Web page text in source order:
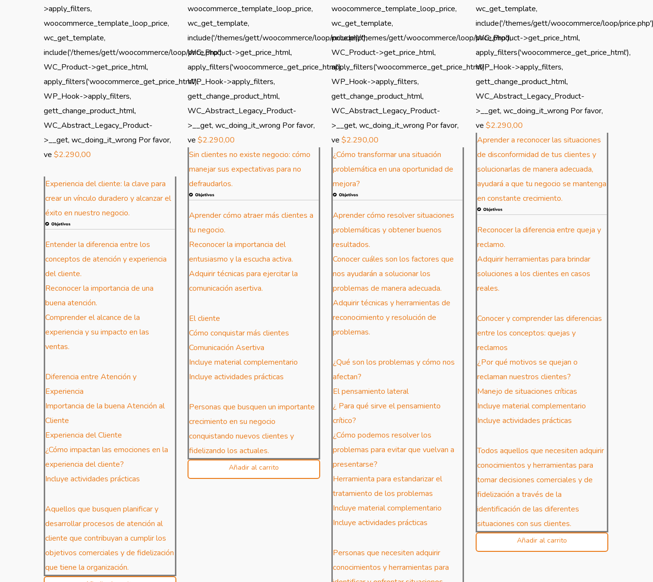
>apply_filters,
woocommerce_template_loop_price,
wc_get_template,
include('/themes/gett/woocommerce/loop/price.php'),
WC_Product->get_price_html,
apply_filters('woocommerce_get_price_html'),
WP_Hook->apply_filters,
gett_change_product_html,
WC_Abstract_Legacy_Product-
>__get, wc_doing_it_wrong Por favor,
ve $2.290,00
Experiencia del cliente: la clave para
crear un vínculo duradero y alcanzar el
éxito en nuestro negocio.
Entender la diferencia entre los
conceptos de atención y experiencia
del cliente.
Reconocer la importancia de una
buena atención.
Comprender el alcance de la
experiencia y su impacto en las
ventas.
Diferencia entre Atención y
Experiencia
Importancia de la buena Atención al
Cliente
Experiencia del Cliente
¿Cómo impactan las emociones en la
experiencia del cliente?
Incluye actividades prácticas
Aquellos que busquen planificar y
desarrollar procesos de atención al
cliente que contribuyan a cumplir los
objetivos comerciales y de fidelización
que tiene la organización.
woocommerce_template_loop_price,
wc_get_template,
include('/themes/gett/woocommerce/loop/price.php'),
WC_Product->get_price_html,
apply_filters('woocommerce_get_price_html'),
WP_Hook->apply_filters,
gett_change_product_html,
WC_Abstract_Legacy_Product-
>__get, wc_doing_it_wrong Por favor,
ve$2.290,00
Sin clientes no existe negocio: cómo
manejar sus expectativas para no
defraudarlos.
Aprender cómo atraer más clientes a
tu negocio.
Reconocer la importancia del
entusiasmo y la escucha activa.
Adquirir técnicas para ejercitar la
comunicación asertiva.
El cliente
Cómo conquistar más clientes
Comunicación Asertiva
Incluye material complementario
Incluye actividades prácticas
Personas que busquen un importante
crecimiento en su negocio
conquistando nuevos clientes y
fidelizando los actuales.
Añadir al carrito
woocommerce_template_loop_price,
wc_get_template,
include('/themes/gett/woocommerce/loop/price.php'),
WC_Product->get_price_html,
apply_filters('woocommerce_get_price_html'),
WP_Hook->apply_filters,
gett_change_product_html,
WC_Abstract_Legacy_Product-
>__get, wc_doing_it_wrong Por favor,
ve$2.290,00
¿Cómo transformar una situación
problemática en una oportunidad de
mejora?
Aprender cómo resolver situaciones
problemáticas y obtener buenos
resultados.
Conocer cuáles son los factores que
nos ayudarán a solucionar los
problemas de manera adecuada.
Adquirir técnicas y herramientas de
reconocimiento y resolución de
problemas.
¿Qué son los problemas y cómo nos
afectan?
El pensamiento lateral
¿ Para qué sirve el pensamiento
crítico?
¿Cómo podemos resolver los
problemas para evitar que vuelvan a
presentarse?
Herramienta para estandarizar el
tratamiento de los problemas
Incluye material complementario
Incluye actividades prácticas
Personas que necesiten adquirir
conocimientos y herramientas para
wc_get_template,
include('/themes/gett/woocommerce/loop/
WC_Product->get_price_html,
apply_filters('woocommerce_get_price_html'),
WP_Hook->apply_filters,
gett_change_product_html,
WC_Abstract_Legacy_Product-
>__get, wc_doing_it_wrong Por favor,
ve $2.290,00
Aprender a reconocer las situaciones
de disconformidad de tus clientes y
solucionarlas de manera adecuada,
ayudará a que tu negocio se mantenga
en constante crecimiento.
Reconocer la diferencia entre queja y
reclamo.
Adquirir herramientas para brindar
soluciones a los clientes en casos
reales.
Conocer y comprender las diferencias
entre los conceptos: quejas y
reclamos
¿Por qué motivos se quejan o
reclaman nuestros clientes?
Manejo de situaciones críticas
Incluye material complementario
Incluye actividades prácticas
Todos aquellos que necesiten adquirir
conocimientos y herramientas para
tomar decisiones comerciales y de
fidelización a través de la
identificación de las diferentes
situaciones con sus clientes.
Añadir al carrito